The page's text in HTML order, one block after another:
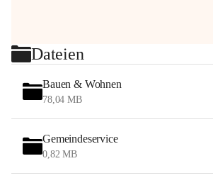
Dateien
Bauen & Wohnen
78,04 MB
Gemeindeservice
0,82 MB